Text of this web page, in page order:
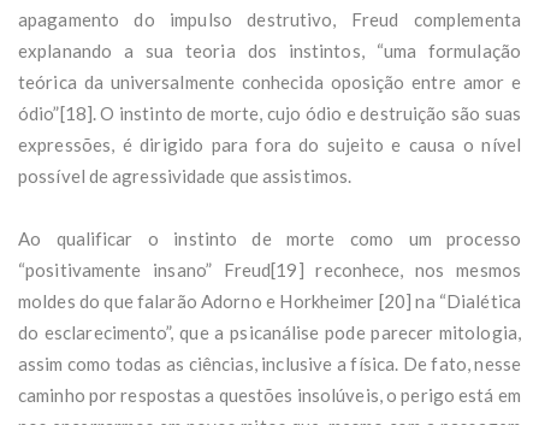
apagamento do impulso destrutivo, Freud complementa
explanando a sua teoria dos instintos, “uma formulação
teórica da universalmente conhecida oposição entre amor e
ódio”[18]. O instinto de morte, cujo ódio e destruição são suas
expressões, é dirigido para fora do sujeito e causa o nível
possível de agressividade que assistimos.
Ao qualificar o instinto de morte como um processo
“positivamente insano” Freud[19] reconhece, nos mesmos
moldes do que falarão Adorno e Horkheimer [20] na “Dialética
do esclarecimento”, que a psicanálise pode parecer mitologia,
assim como todas as ciências, inclusive a física. De fato, nesse
caminho por respostas a questões insolúveis, o perigo está em